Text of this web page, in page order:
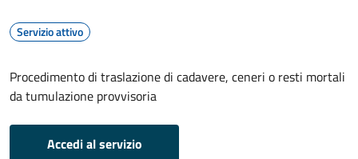
Servizio attivo
Procedimento di traslazione di cadavere, ceneri o resti mortali
da tumulazione provvisoria
Accedi al servizio